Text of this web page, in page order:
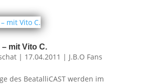
mit Vito C.
| 17.04.2011 | J.B.O Fans
des BeatalliCAST werden im